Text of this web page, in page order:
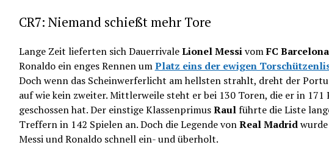
CR7: Niemand schießt mehr Tore
Lange Zeit lieferten sich DauerrivaleLionel MessivomFC Barcelona
Ronaldo ein enges Rennen umPlatz eins der ewigen
Doch wenn das Scheinwerferlicht am hellsten strahlt, dreht der
auf wie kein zweiter. Mittlerweile steht er bei 130 Toren, die er in 171
geschossen hat. Der einstige KlassenprimusRaulführte die Liste
Treffern in 142 Spielen an. Doch die Legende vonReal Madridwurde
Messi und Ronaldo schnell ein- und überholt.